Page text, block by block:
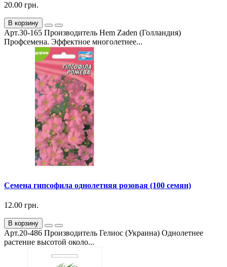
20.00 грн.
В корзину
Арт.30-165 Производитель Hem Zaden (Голландия)
Профсемена. Эффектное многолетнее...
Семена гипсофила однолетняя розовая (100 семян)
12.00 грн.
В корзину
Арт.20-486 Производитель Гелиос (Украина) Однолетнее
растение высотой около...